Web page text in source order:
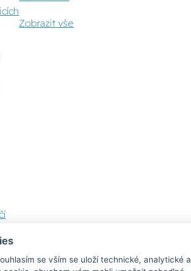
Zobrazit vše
se vším se uloží technické, analytické a